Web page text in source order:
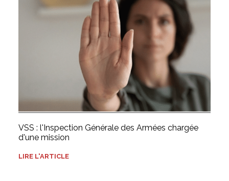
VSS : l'Inspection Générale des Armées chargée
d'une mission
LIRE L'ARTICLE